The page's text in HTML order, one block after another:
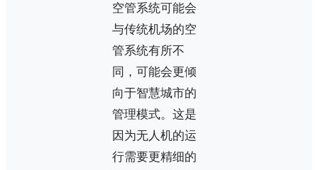
空管系统可能会
与传统机场的空
管系统有所不
同，可能会更倾
向于智慧城市的
管理模式。这是
因为无人机的运
行需要更精细的